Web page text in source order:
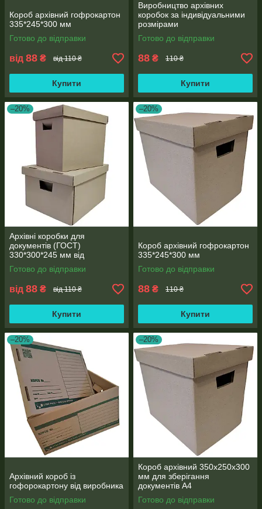
Короб архівний гофрокартон
335*245*300 мм
Готово до відправки
від 88 ₴ від 110 ₴
Купити
Виробництво архівних
коробок за індивідуальними
розмірами
Готово до відправки
88 ₴ 110 ₴
Купити
–20%
Архівні коробки для
документів (ГОСТ)
330*300*245 мм від
виробника
Готово до відправки
від 88 ₴ від 110 ₴
Купити
–20%
Короб архівний гофрокартон
335*245*300 мм
Готово до відправки
88 ₴ 110 ₴
Купити
–20%
Архівний короб із
гофорокартону від виробника
Готово до відправки
–20%
Короб архівний 350х250х300
мм для зберігання
документів А4
Готово до відправки